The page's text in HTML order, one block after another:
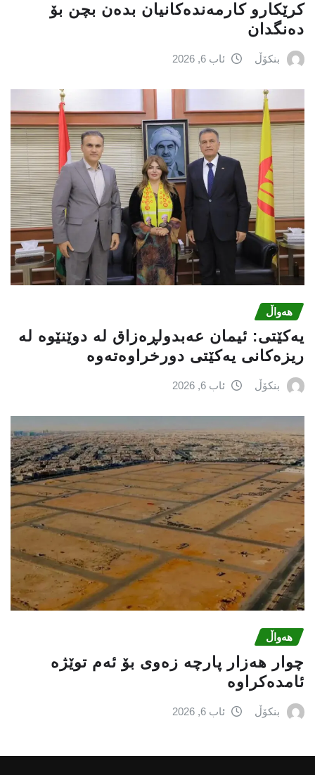
کرێکارو کارمەندەکانیان بدەن بچن بۆ
دەنگدان
بنکۆڵ ئاب 6, 2026
هەواڵ
یه‌كێتی: ئیمان عه‌بدولڕه‌زاق له‌ دوێنێوه‌ له‌
ریزه‌كانی یه‌كێتی دورخراوه‌ته‌وه‌
بنکۆڵ ئاب 6, 2026
هەواڵ
چوار هەزار پارچە زەوی بۆ ئەم توێژە
ئامدەکراوە
بنکۆڵ ئاب 6, 2026